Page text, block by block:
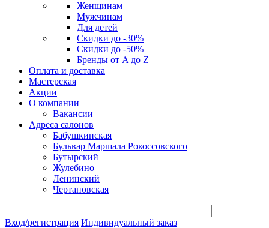
Женщинам
Мужчинам
Для детей
Скидки до -30%
Скидки до -50%
Бренды от A до Z
Оплата и доставка
Мастерская
Акции
О компании
Вакансии
Адреса салонов
Бабушкинская
Бульвар Маршала Рокоссовского
Бутырский
Жулебино
Ленинский
Чертановская
Вход/регистрация Индивидуальный заказ